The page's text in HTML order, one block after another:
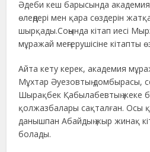
Әдеби кеш барысында академия
өлеңдері мен қара сөздерін
шырқады.Соңында кітап иесі
мұражай меңгерушісіне
Айта кету керек, академия
Мұхтар Әуезовтың домбырасы,
Шырақбек Қабылабевтың жеке
қолжазбалары сақталған. Осы
данышпан Абайдың жыр жинақ
болады.